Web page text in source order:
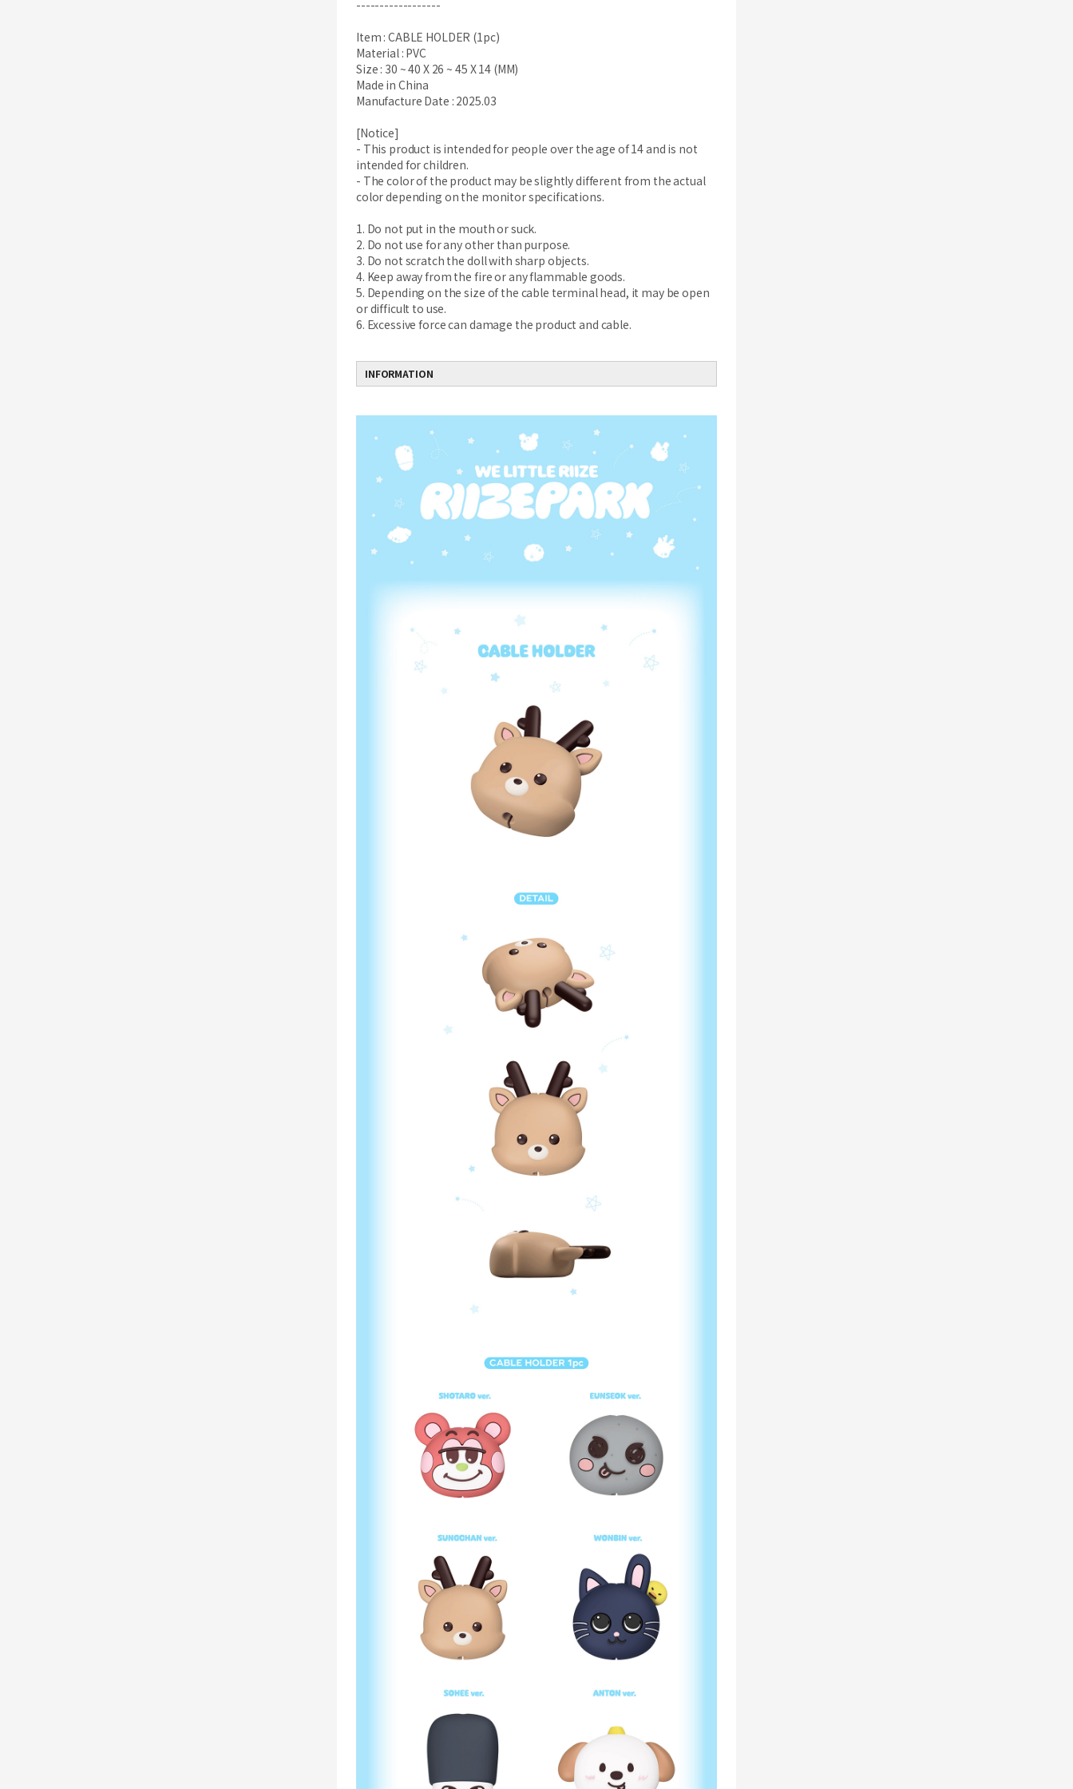
------------------
Item : CABLE HOLDER (1pc)
Material : PVC
Size : 30 ~ 40 X 26 ~ 45 X 14 (MM)
Made in China
Manufacture Date : 2025.03
[Notice]
- This product is intended for people over the age of 14 and is not
intended for children.
- The color of the product may be slightly different from the actual
color depending on the monitor specifications.
1. Do not put in the mouth or suck.
2. Do not use for any other than purpose.
3. Do not scratch the doll with sharp objects.
4. Keep away from the fire or any flammable goods.
5. Depending on the size of the cable terminal head, it may be open
or difficult to use.
6. Excessive force can damage the product and cable.
INFORMATION